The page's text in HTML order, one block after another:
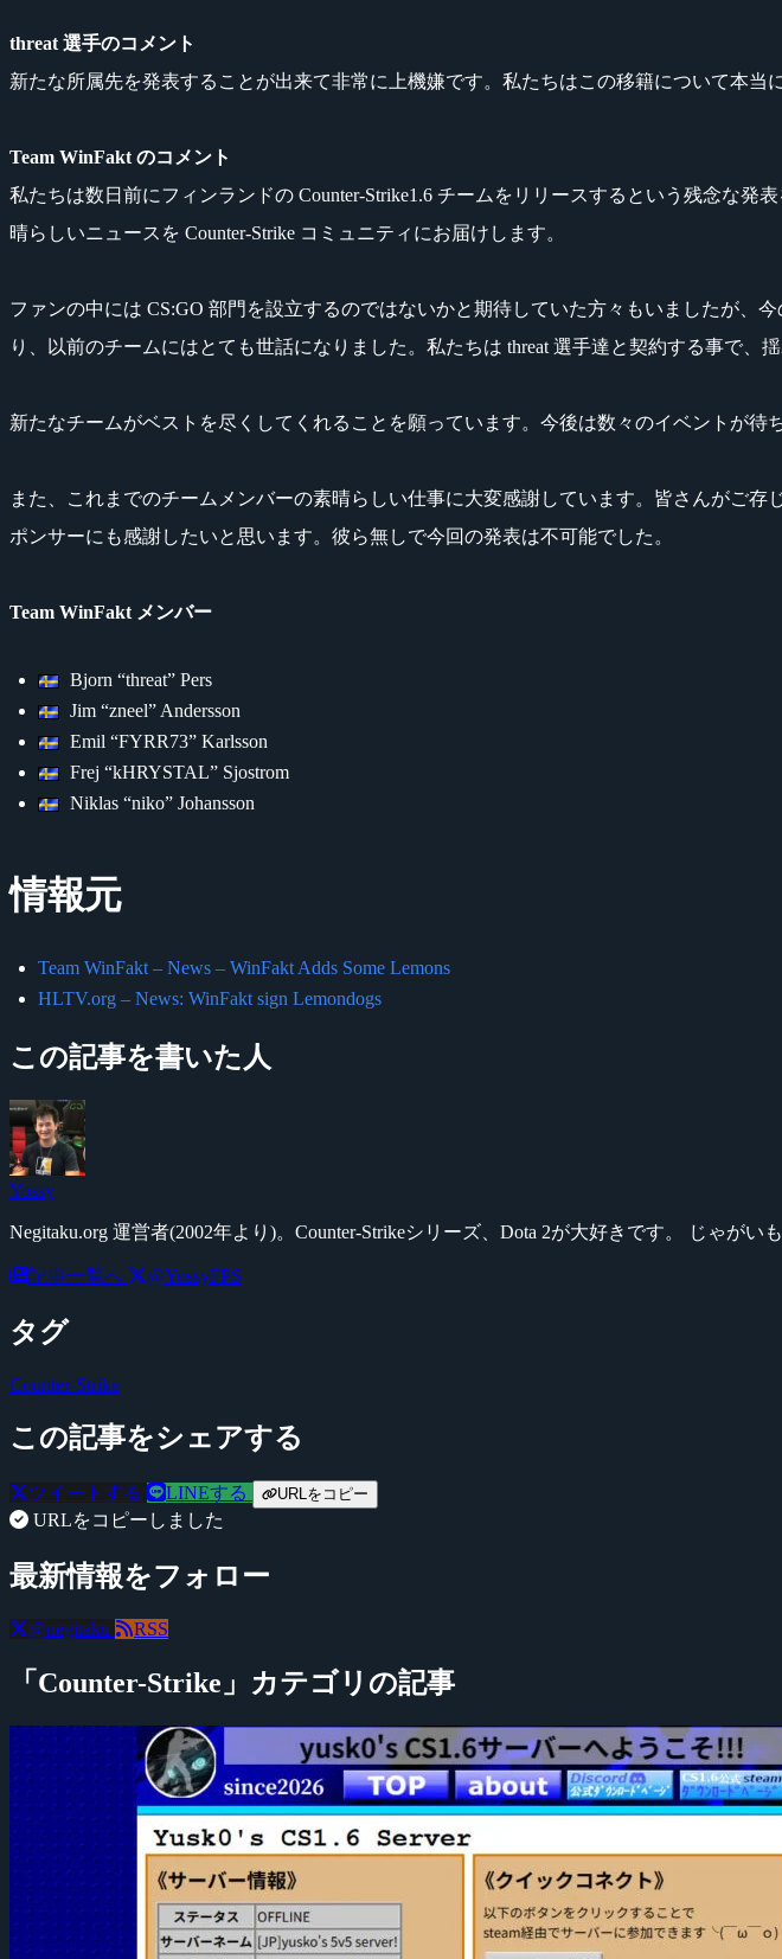
threat 選手のコメント
新たな所属先を発表することが出来て非常に上機嫌です。私たちはこの移籍について本
Team WinFakt のコメント
私たちは数日前にフィンランドの Counter-Strike1.6 チームをリリースするという残念な
晴らしいニュースを Counter-Strike コミュニティにお届けします。
ファンの中には CS:GO 部門を設立するのではないかと期待していた方々もいましたが、
り、以前のチームにはとても世話になりました。私たちは threat 選手達と契約する事で、
新たなチームがベストを尽くしてくれることを願っています。今後は数々のイベントが
また、これまでのチームメンバーの素晴らしい仕事に大変感謝しています。皆さんがご
ポンサーにも感謝したいと思います。彼ら無しで今回の発表は不可能でした。
Team WinFakt メンバー
Bjorn “threat” Pers
Jim “zneel” Andersson
Emil “FYRR73” Karlsson
Frej “kHRYSTAL” Sjostrom
Niklas “niko” Johansson
情報元
Team WinFakt – News – WinFakt Adds Some Lemons
HLTV.org – News: WinFakt sign Lemondogs
この記事を書いた人
Yossy
Negitaku.org 運営者(2002年より)。Counter-Strikeシリーズ、Dota 2が大好きです。 じゃが
記事一覧へ @YossyFPS
タグ
Counter-Strike
この記事をシェアする
ツイートする LINEする URLをコピー
URLをコピーしました
最新情報をフォロー
@negitaku RSS
「Counter-Strike」カテゴリの記事